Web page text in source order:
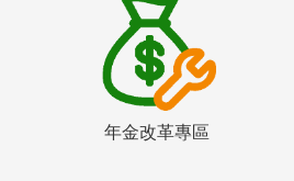
年金改革專區